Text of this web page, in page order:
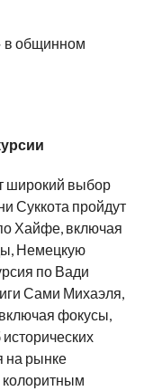
в общинном
широкий выбор
Суккота пройдут
Хайфе, включая
Немецкую
по Вади
Сами Михаэля,
фокусы,
на рынке
колоритным